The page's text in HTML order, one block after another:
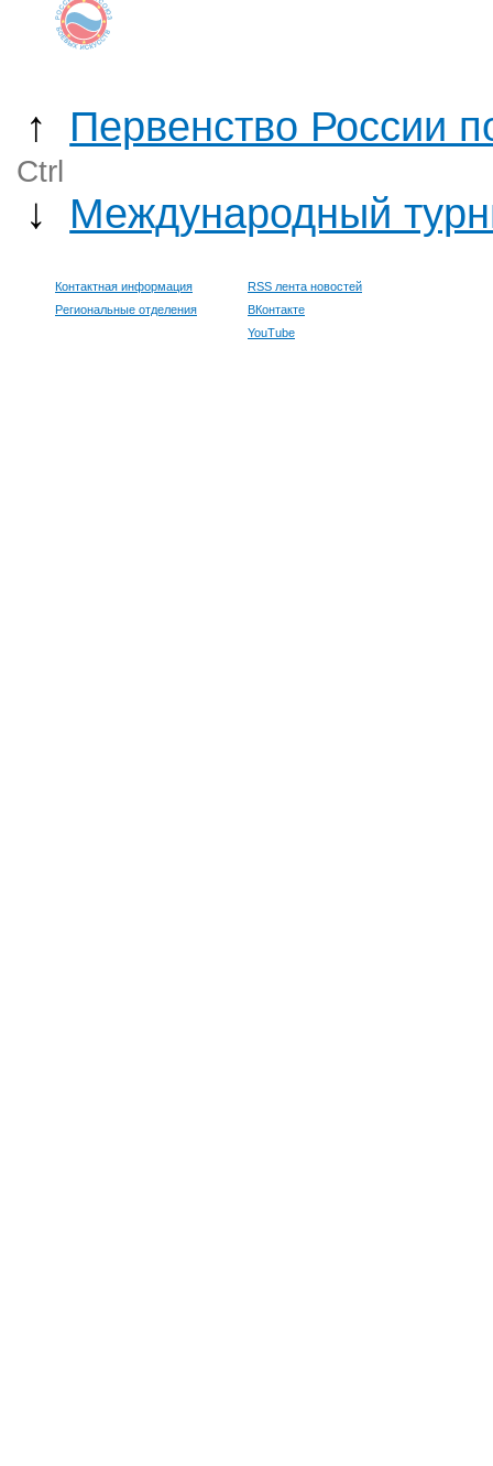
↑ Первенство России
Ctrl
↓ Международный
Контактная информация
Региональные отделения
RSS лента новостей
ВКонтакте
YouTube